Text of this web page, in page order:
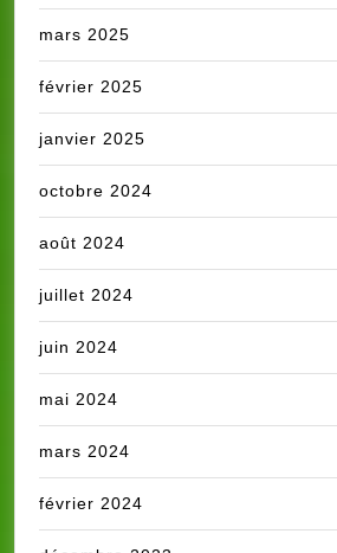
mars 2025
février 2025
janvier 2025
octobre 2024
août 2024
juillet 2024
juin 2024
mai 2024
mars 2024
février 2024